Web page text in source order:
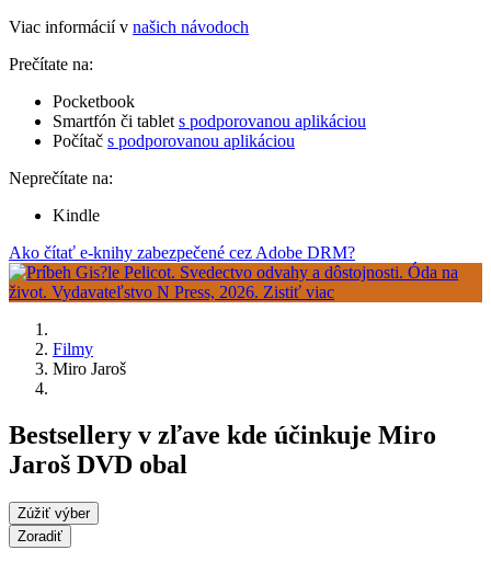
Viac informácií v našich návodoch
Prečítate na:
Pocketbook
Smartfón či tablet s podporovanou aplikáciou
Počítač s podporovanou aplikáciou
Neprečítate na:
Kindle
Ako čítať e-knihy zabezpečené cez Adobe DRM?
Filmy
Miro Jaroš
Bestsellery v zľave kde účinkuje Miro
Jaroš DVD obal
Zúžiť výber
Zoradiť